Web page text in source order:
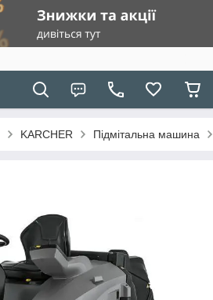
KARCHER Підмітальна машина